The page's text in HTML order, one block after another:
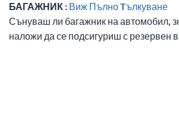
БАГАЖНИК : Виж Пълно Tълкуване
Сънуваш ли багажник на автомобил,
наложи да се подсигуриш с резервен